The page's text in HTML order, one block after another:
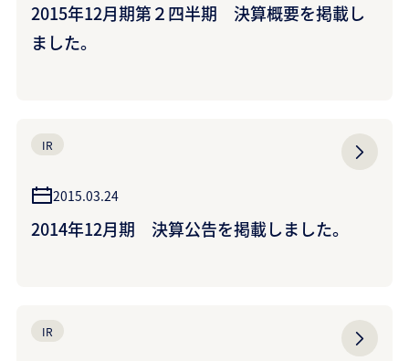
2015年12月期第２四半期 決算概要を掲載し
ました。
IR
2015.03.24
2014年12月期 決算公告を掲載しました。
IR